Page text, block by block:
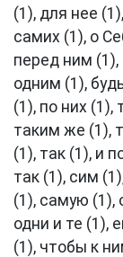
(1), для нее
самих (1), о
перед ним (1),
одним (1),
(1), по них
таким же (1),
(1), так (1), и
так (1), сим
(1), самую (1),
одни и те (1),
(1), чтобы к